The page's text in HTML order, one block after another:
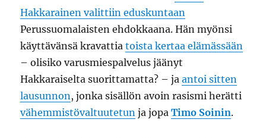
Hakkarainen valittiin eduskuntaan
Perussuomalaisten ehdokkaana. Hän myönsi
käyttävänsä kravattiatoista kertaa elämässään
– olisiko varusmiespalvelus jäänyt
Hakkaraiselta suorittamatta? – jaantoi sitten
lausunnon, jonka sisällön avoin rasismi herätti
vähemmistövaltuutetun ja jopaTimo Soinin.